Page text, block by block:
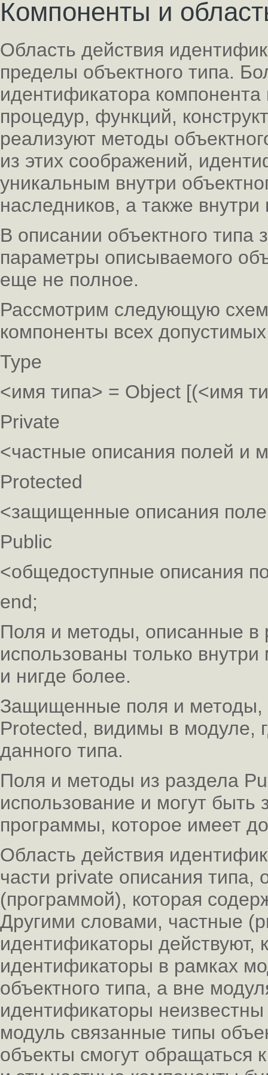
Компоненты и
Область действия
пределы объектного типа.
идентификатора компонента
процедур, функций,
реализуют методы
из этих соображений,
уникальным внутри
наследников, а также внутри
В описании объектного типа
параметры описываемого
еще не полное.
Рассмотрим следующую
компоненты всех
Type
<имя типа> = Object [(<имя
Private
<частные описания полей и
Protected
<защищенные описания
Public
<общедоступные описания
end;
Поля и методы, описанные в
использованы только
и нигде более.
Защищенные поля и методы,
Protected, видимы в модуле,
данного типа.
Поля и методы из раздела
использование и могут
программы, которое имеет
Область действия
части private описания типа,
(программой), которая
Другими словами, частные
идентификаторы
идентификаторы в рамках
объектного типа, а вне
идентификаторы
модуль связанные типы
объекты смогут обращаться